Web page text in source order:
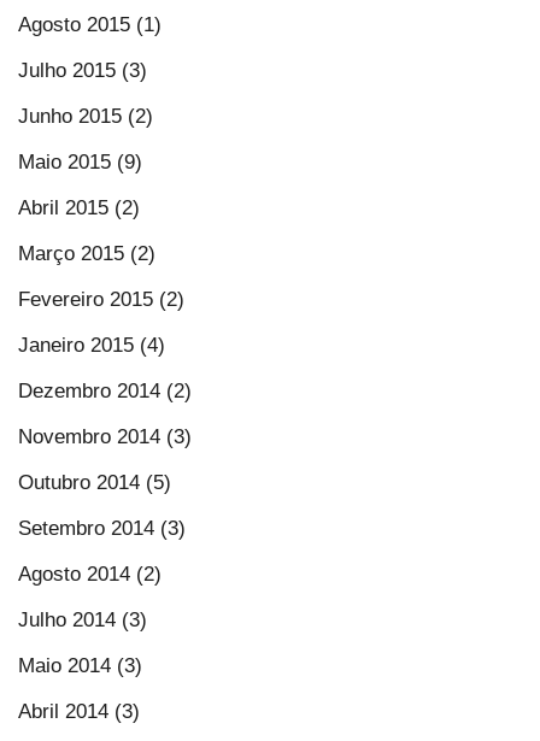
Agosto 2015 (1)
Julho 2015 (3)
Junho 2015 (2)
Maio 2015 (9)
Abril 2015 (2)
Março 2015 (2)
Fevereiro 2015 (2)
Janeiro 2015 (4)
Dezembro 2014 (2)
Novembro 2014 (3)
Outubro 2014 (5)
Setembro 2014 (3)
Agosto 2014 (2)
Julho 2014 (3)
Maio 2014 (3)
Abril 2014 (3)